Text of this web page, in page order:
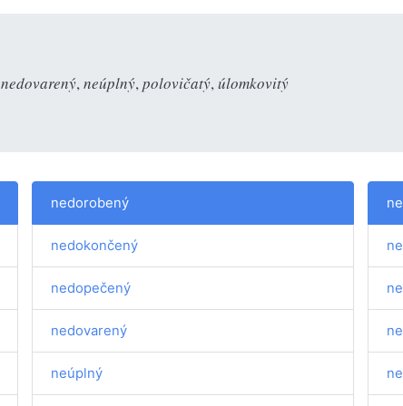
nedovarený, neúplný, polovičatý, úlomkovitý
nedorobený
nedokončený
nedopečený
nedovarený
neúplný